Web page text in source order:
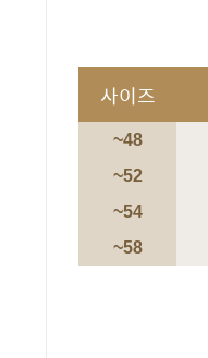
사이즈
~48
~52
~54
~58